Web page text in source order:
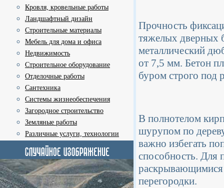
Кровля, кровельные работы
Ландшафтный дизайн
Строительные материалы
Мебель для дома и офиса
Недвижимость
Строительное оборудование
Отделочные работы
Сантехника
Системы жизнеобеспечения
Загородное строительство
Земляные работы
Различные услуги, технологии
Прочность
тяжелых дверных
металлический
от 7,5 мм. Бетон
буром строго под
В полнотелом
шурупом по
важно избегать
способность. Для
раскрывающимися
перегородки.